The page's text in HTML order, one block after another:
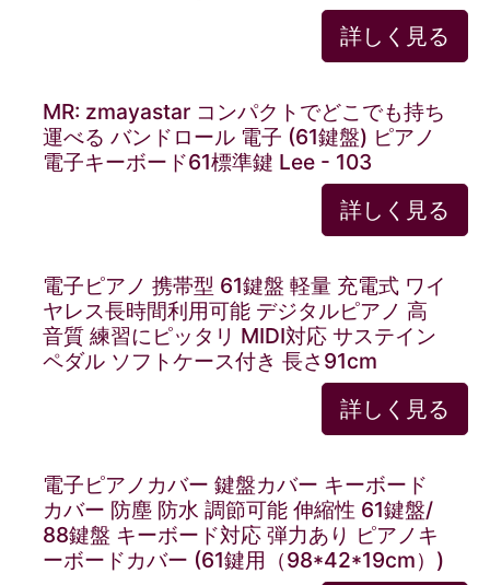
詳しく見る
MR: zmayastar コンパクトでどこでも持ち
運べる バンドロール 電子 (61鍵盤) ピアノ
電子キーボード61標準鍵 Lee - 103
詳しく見る
電子ピアノ 携帯型 61鍵盤 軽量 充電式 ワイ
ヤレス長時間利用可能 デジタルピアノ 高
音質 練習にピッタリ MIDI対応 サステイン
ペダル ソフトケース付き 長さ91cm
詳しく見る
電子ピアノカバー 鍵盤カバー キーボード
カバー 防塵 防水 調節可能 伸縮性 61鍵盤/
88鍵盤 キーボード対応 弾力あり ピアノキ
ーボードカバー (61鍵用（98*42*19cm）)